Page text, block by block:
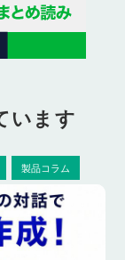
います
製品コラム